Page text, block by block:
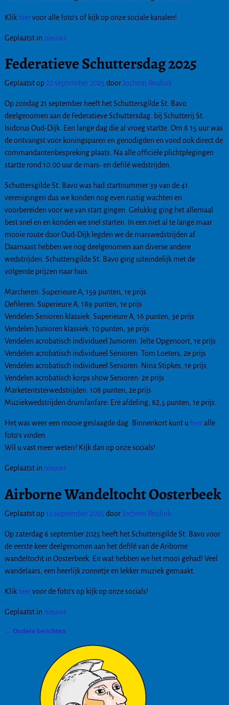
Klik hiervoor alle foto’s of kijk op onze sociale kanalen!
Geplaatst in nieuws
Federatieve Schuttersdag 2025
Geplaatst op 22 september 2025 doorJochem Reulink
Op zondag 21 september heeft het Schuttersgilde St. Bavo
deelgenomen aan de Federatieve Schuttersdag. bij Schutterij St.
Isidorus Oud-Dijk. Een lange dag die al vroeg startte. Om 8.15 uur was
de ontvangst voor koningsparen en genodigden en vond ook direct de
commandantenbespreking plaats. Na alle officiële plichtplegingen
startte rond 10.00 uur de mars- en defilé wedstrijden.
Schuttersgilde St. Bavo was had startnummer 39 van de 41
verenigingen dus we konden nog even rustig wachten en
voorbereiden voor we van start gingen. Gelukkig ging het allemaal
best snel en en konden we snel starten. In een niet al te lange maar
mooie route door Oud-Dijk legden we de marswedstrijden af.
Daarnaast hebben we nog deelgenomen aan diverse andere
wedstrijden. Schuttersgilde St. Bavo ging uiteindelijk met de
volgende prijzen naar huis:
Marcheren: Superieure A, 159 punten, 1e prijs
Defileren: Superieure A, 189 punten, 1e prijs
Vendelen Senioren klassiek: Superieure A, 16 punten, 3e prijs
Vendelen Junioren klassiek: 10 punten, 3e prijs
Vendelen acrobatisch individueel Junioren: Jelte Opgenoort, 1e prijs
Vendelen acrobatisch individueel Senioren: Tom Loeters, 2e prijs
Vendelen acrobatisch individueel Senioren: Nina Stipkes, 1e prijs
Vendelen acrobatisch korps show Senioren: 2e prijs
Marketentsterwedstrijden: 108 punten, 2e prijs
Muziekwedstrijden drumfanfare: Ere afdeling, 82,5 punten, 1e prijs.
Het was weer een mooie geslaagde dag. Binnenkort kunt u hieralle
foto’s vinden.
Wil u vast meer weten? Kijk dan op onze socials!
Geplaatst in nieuws
Airborne Wandeltocht Oosterbeek
Geplaatst op12 september 2025 doorJochem Reulink
Op zaterdag 6 september 2025 heeft het Schuttersgilde St. Bavo voor
de eerste keer deelgenomen aan het defilé van de Ariborne
wandeltocht in Oosterbeek. En wat hebben we het mooi gehad! Veel
wandelaars, een heerlijk zonnetje en lekker muziek gemaakt.
Klik hiervoor de foto’s op kijk op onze socials!
Geplaatst in nieuws
← Oudere berichten